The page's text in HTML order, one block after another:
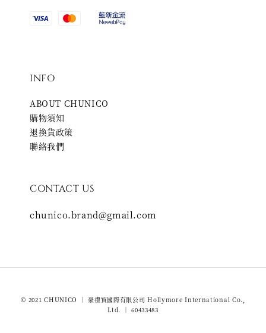
INFO
ABOUT CHUNICO
購物須知
退換貨政策
聯絡我們
CONTACT US
chunico.brand@gmail.com
© 2021 CHUNICO ｜ 豪禮貿國際有限公司 Hollymore International Co.,
Ltd. ｜ 60433483